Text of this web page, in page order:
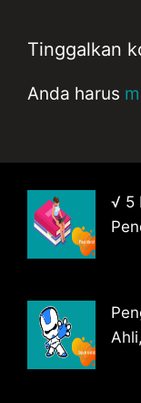
Tinggalkan
Anda harus
√ 5